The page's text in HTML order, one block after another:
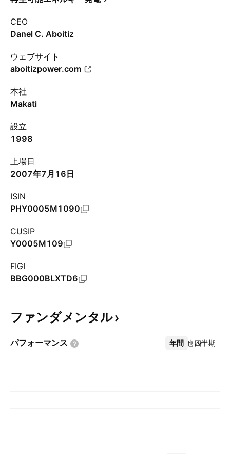
CEO
Danel C. Aboitiz
ウェブサイト
aboitizpower.com
本社
Makati
設立
1998
上場日
2007年7月16日
ISIN
PHY0005M1090
CUSIP
Y0005M109
FIGI
BBG000BLXTD6
ファンダメンタル
パフォーマンス 年間 四半期
その他